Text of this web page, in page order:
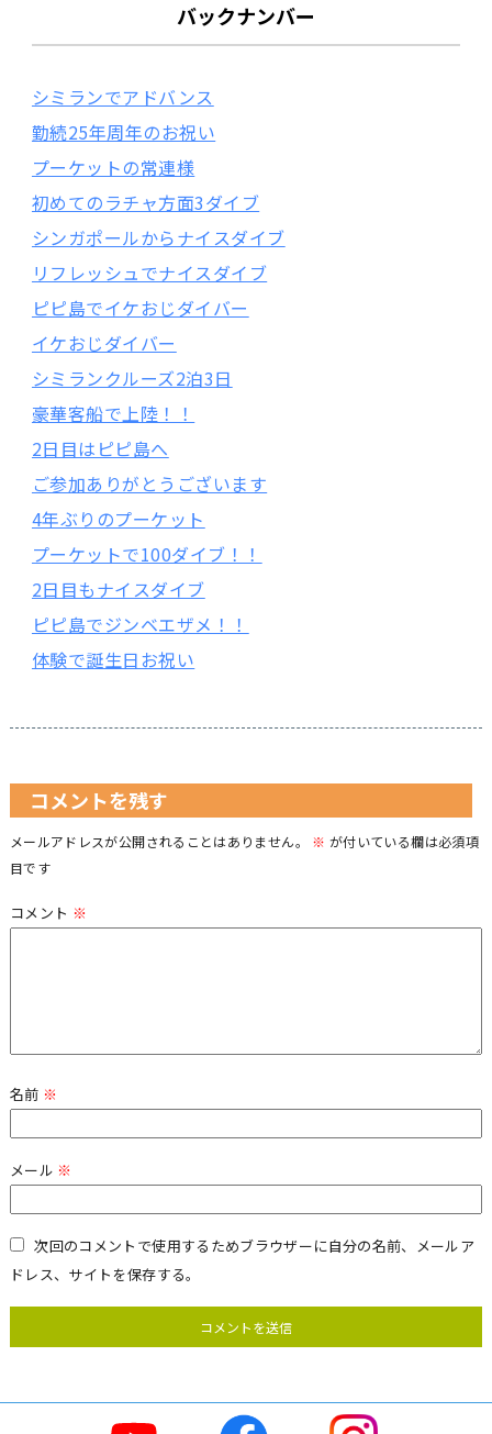
バックナンバー
シミランでアドバンス
勤続25年周年のお祝い
プーケットの常連様
初めてのラチャ方面3ダイブ
シンガポールからナイスダイブ
リフレッシュでナイスダイブ
ピピ島でイケおじダイバー
イケおじダイバー
シミランクルーズ2泊3日
豪華客船で上陸！！
2日目はピピ島へ
ご参加ありがとうございます
4年ぶりのプーケット
プーケットで100ダイブ！！
2日目もナイスダイブ
ピピ島でジンベエザメ！！
体験で誕生日お祝い
コメントを残す
メールアドレスが公開されることはありません。 ※ が付いている欄は必須項
目です
コメント ※
名前 ※
メール ※
次回のコメントで使用するためブラウザーに自分の名前、メールア
ドレス、サイトを保存する。